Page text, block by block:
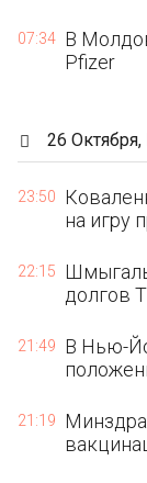
07:34 В
Pfizer
26
23:50
на игру
22:15
долгов
21:49
В Нью-
21:19